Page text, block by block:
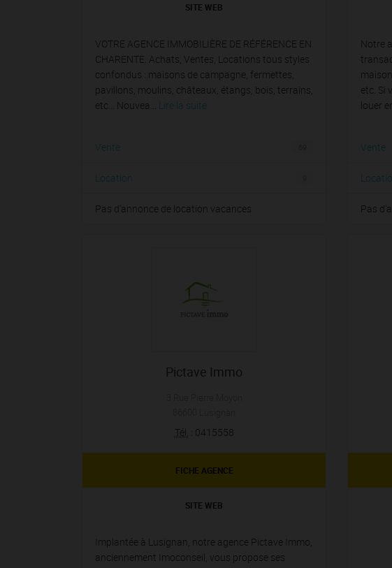
SITE WEB
VOTRE AGENCE IMMOBILIÈRE DE RÉFÉRENCE EN
CHARENTE. Achats, Ventes, Locations tous styles
confondus : maisons de campagne, fermettes,
pavillons, moulins, châteaux, étangs, bois, terrains,
etc... Nouvea... Lire la suite
Vente
Location
Pas d'annonce de location vacances
Notre
etc. Si
louer
Vente
Pas
Pictave Immo
Tél. : 0415558
FICHE AGENCE
SITE WEB
Implantée à Lusignan, notre agence Pictave Immo,
anciennement Imoconseil, vous propose ses